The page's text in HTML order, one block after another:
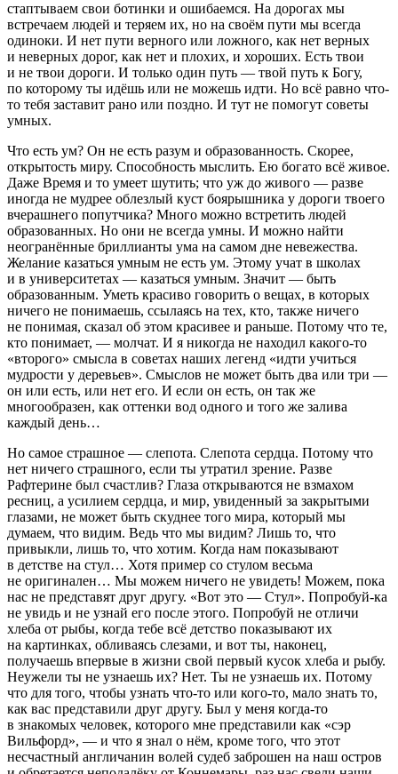
стаптываем свои ботинки и ошибаемся. На дорогах мы
встречаем людей и теряем их, но на своём пути мы всегда
одиноки. И нет пути верного или ложного, как нет верных
и неверных дорог, как нет и плохих, и хороших. Есть твои
и не твои дороги. И только один путь — твой путь к Богу,
по которому ты идёшь или не можешь идти. Но всё равно что-
то тебя заставит рано или поздно. И тут не помогут советы
умных.
Что есть ум? Он не есть разум и образованность. Скорее,
открытость миру. Способность мыслить. Ею богато всё живое.
Даже Время и то умеет шутить; что уж до живого — разве
иногда не мудрее облезлый куст боярышника у дороги твоего
вчерашнего попутчика? Много можно встретить людей
образованных. Но они не всегда умны. И можно найти
неогранённые бриллианты ума на самом дне невежества.
Желание казаться умным не есть ум. Этому учат в школах
и в университетах — казаться умным. Значит — быть
образованным. Уметь красиво говорить о вещах, в которых
ничего не понимаешь, ссылаясь на тех, кто, также ничего
не понимая, сказал об этом красивее и раньше. Потому что те,
кто понимает, — молчат. И я никогда не находил какого-то
«второго» смысла в советах наших легенд «идти учиться
мудрости у деревьев». Смыслов не может быть два или три —
он или есть, или нет его. И если он есть, он так же
многообразен, как оттенки вод одного и того же залива
каждый день…
Но самое страшное — слепота. Слепота сердца. Потому что
нет ничего страшного, если ты утратил зрение. Разве
Рафтерине был счастлив? Глаза открываются не взмахом
ресниц, а усилием сердца, и мир, увиденный за закрытыми
глазами, не может быть скуднее того мира, который мы
думаем, что видим. Ведь что мы видим? Лишь то, что
привыкли, лишь то, что хотим. Когда нам показывают
в детстве на стул… Хотя пример со стулом весьма
не оригинален… Мы можем ничего не увидеть! Можем, пока
нас не представят друг другу. «Вот это — Стул». Попробуй-ка
не увидь и не узнай его после этого. Попробуй не отличи
хлеба от рыбы, когда тебе всё детство показывают их
на картинках, обливаясь слезами, и вот ты, наконец,
получаешь впервые в жизни свой первый кусок хлеба и рыбу.
Неужели ты не узнаешь их? Нет. Ты не узнаешь их. Потому
что для того, чтобы узнать что-то или кого-то, мало знать то,
как вас представили друг другу. Был у меня когда-то
в знакомых человек, которого мне представили как «сэр
Вильфорд», — и что я знал о нём, кроме того, что этот
несчастный англичанин волей судеб заброшен на наш остров